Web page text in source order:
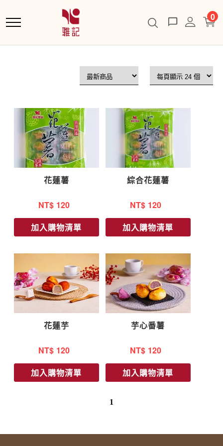
到
主
要
0
花蓮薯
NT$ 120
加入購物清單
綜合花蓮薯
NT$ 120
加入購物清單
花蓮芋
NT$ 120
加入購物清單
芋心番薯
NT$ 120
加入購物清單
1